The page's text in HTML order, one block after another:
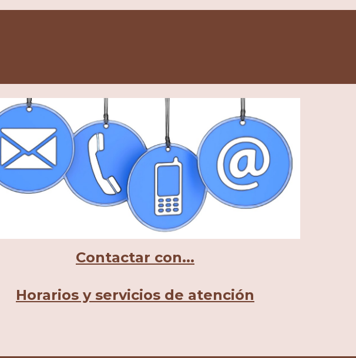
Contactar con...
Horarios y servicios de atención